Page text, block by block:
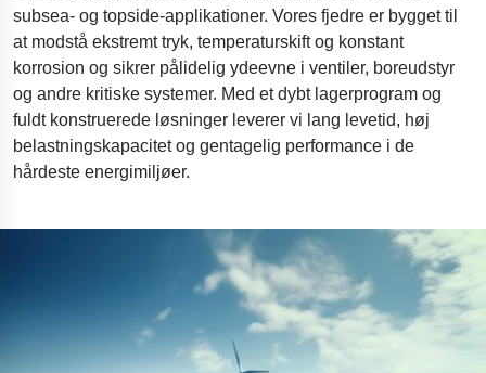
Trådformede komponenter
Trådringe
Gasfjedre i rustfrit stål
Trækkende gasfjedre
Dybtrukne dele
Tallerkenfjedre
Bølgefjederskiver
Stansede dele
Energi
Casestudier
Landingsstel til rumfartøjer
Affjedringsfjedre til lastbiler med høj
Ergonomiske kamerarigs
Gymnastikgulv til gymnastik
Innovativ tilgængelighedsrampe
Dæmpere til Øresundsbroen
Motorcykelaffjedring
Legal and
Legal Notice
Content Disclaimer
Kvalitet
subsea- og topside-applikationer. Vores fjedre er bygget til
at modstå ekstremt tryk, temperaturskift og konstant
korrosion og sikrer pålidelig ydeevne i ventiler, boreudstyr
og andre kritiske systemer. Med et dybt lagerprogram og
fuldt konstruerede løsninger leverer vi lang levetid, høj
belastningskapacitet og gentagelig performance i de
hårdeste energimiljøer.